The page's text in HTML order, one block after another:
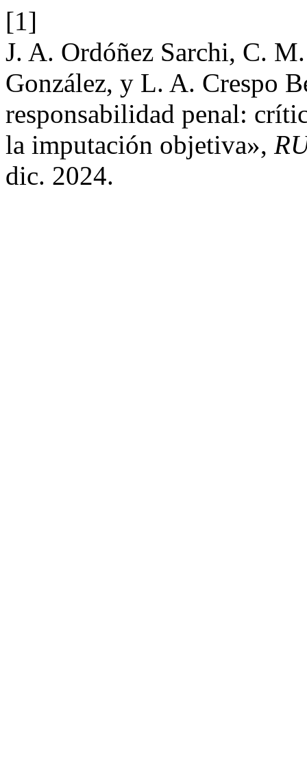
[1]
J. A. Ordóñez Sarchi, C.
González, y L. A. Crespo
responsabilidad penal:
la imputación objetiva»,
dic. 2024.